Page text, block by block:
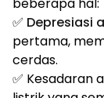
✅ Depresiasi
pertama,
cerdas.
✅ Kesadaran